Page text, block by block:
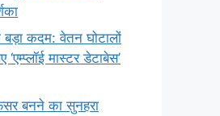
कदम: वेतन घोटालों
मास्टर डेटाबेस’
बनने का सुनहरा